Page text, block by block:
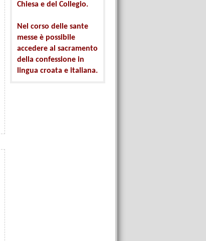
Chiesa e del Collegio.
Nel corso delle sante
messe è possibile
accedere al sacramento
della confessione in
lingua croata e italiana.